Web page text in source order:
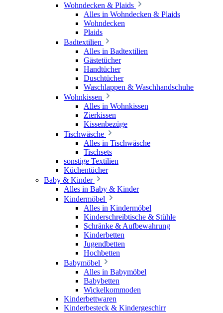
Wohndecken & Plaids
Alles in Wohndecken & Plaids
Wohndecken
Plaids
Badtextilien
Alles in Badtextilien
Gästetücher
Handtücher
Duschtücher
Waschlappen & Waschhandschuhe
Wohnkissen
Alles in Wohnkissen
Zierkissen
Kissenbezüge
Tischwäsche
Alles in Tischwäsche
Tischsets
sonstige Textilien
Küchentücher
Baby & Kinder
Alles in Baby & Kinder
Kindermöbel
Alles in Kindermöbel
Kinderschreibtische & Stühle
Schränke & Aufbewahrung
Kinderbetten
Jugendbetten
Hochbetten
Babymöbel
Alles in Babymöbel
Babybetten
Wickelkommoden
Kinderbettwaren
Kinderbesteck & Kindergeschirr